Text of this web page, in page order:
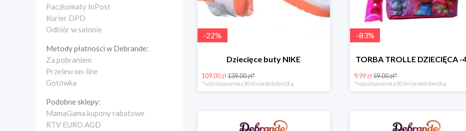
Paczkomaty InPost
Kurier DPD
Odbiór w salonie
Metody płatności wDebrande:
Za pobraniem
Przelew on-line
Gotówka
Podobne sklepy:
MamaGama kupony rabatowe
RTV EURO AGD
-22%
Dziecięce buty NIKE
109.00 zł139.00 zł*
*najniższa cena z 30 dni przed obniżką
-83%
TORBA TROLLE DZIECIĘCA -
9.99 zł59.00 zł*
*najniższa cena z 30 dni przed obniżką